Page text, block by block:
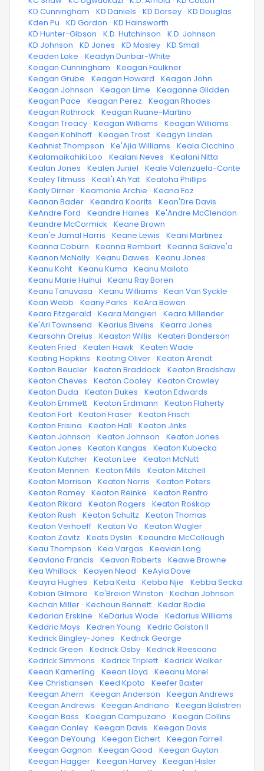
· KD Cunningham · KD Daniels · KD Dorsey · KD Douglas
· Kden Pu · KD Gordon · KD Hainsworth
· KD Hunter-Gibson · K.D. Hutchinson · K.D. Johnson
· KD Johnson · KD Jones · KD Mosley · KD Small
· Keaden Lake · Keadyn Dunbar-White
· Keagan Cunningham · Keagan Faulkner
· Keagan Grube · Keagan Howard · Keagan John
· Keagan Johnson · Keagan Lime · Keaganne Glidden
· Keagan Pace · Keagan Perez · Keagan Rhodes
· Keagan Rothrock · Keagan Ruane-Martino
· Keagan Treacy · Keagan Williams · Keagan Williams
· Keagen Kohlhoff · Keagen Trost · Keagyn Linden
· Keahnist Thompson · Ke'Ajia Williams · Keala Cicchino
· Kealamaikahiki Loo · Kealani Neves · Kealani Nitta
· Kealan Jones · Kealen Juniel · Keale Valenzuela-Conte
· Kealey Titmuss · Keali'i Ah Yat · Kealoha Phillips
· Kealy Dirner · Keamonie Archie · Keana Foz
· Keanan Bader · Keandra Koorits · Kean'Dre Davis
· KeAndre Ford · Keandre Haines · Ke'Andre McClendon
· Keandre McCormick · Keane Brown
· Kean'e Jamal Harris · Keane Lewis · Keani Martinez
· Keanna Coburn · Keanna Rembert · Keanna Salave'a
· Keanon McNally · Keanu Dawes · Keanu Jones
· Keanu Koht · Keanu Kuma · Keanu Mailoto
· Keanu Marie Huihui · Keanu Ray Boren
· Keanu Tanuvasa · Keanu Williams · Kean Van Syckle
· Kean Webb · Keany Parks · KeAra Bowen
· Keara Fitzgerald · Keara Mangieri · Keara Millender
· Ke'Ari Townsend · Kearius Bivens · Kearra Jones
· Kearsohn Orelus · Keaston Willis · Keaten Bonderson
· Keaten Fried · Keaten Hawk · Keaten Wade
· Keating Hopkins · Keating Oliver · Keaton Arendt
· Keaton Beucler · Keaton Braddock · Keaton Bradshaw
· Keaton Cheves · Keaton Cooley · Keaton Crowley
· Keaton Duda · Keaton Dukes · Keaton Edwards
· Keaton Emmett · Keaton Erdmann · Keaton Flaherty
· Keaton Fort · Keaton Fraser · Keaton Frisch
· Keaton Frisina · Keaton Hall · Keaton Jinks
· Keaton Johnson · Keaton Johnson · Keaton Jones
· Keaton Jones · Keaton Kangas · Keaton Kubecka
· Keaton Kutcher · Keaton Lee · Keaton McNutt
· Keaton Mennen · Keaton Mills · Keaton Mitchell
· Keaton Morrison · Keaton Norris · Keaton Peters
· Keaton Ramey · Keaton Reinke · Keaton Renfro
· Keaton Rikard · Keaton Rogers · Keaton Roskop
· Keaton Rush · Keaton Schultz · Keaton Thomas
· Keaton Verhoeff · Keaton Vo · Keaton Wagler
· Keaton Zavitz · Keats Dyslin · Keaundre McCollough
· Keau Thompson · Kea Vargas · Keavian Long
· Keaviano Francis · Keavon Roberts · Keawe Browne
· Kea Whillock · Keayen Nead · KeAyla Dove
· Keayra Hughes · Keba Keita · Kebba Njie · Kebba Secka
· Kebian Gilmore · Ke'Breion Winston · Kechan Johnson
· Kechan Miller · Kechaun Bennett · Kedar Bodie
· Kedarian Erskine · KeDarius Wade · Kedarius Williams
· Keddric Mays · Kedren Young · Kedric Golston II
· Kedrick Bingley-Jones · Kedrick George
· Kedrick Green · Kedrick Osby · Kedrick Reescano
· Kedrick Simmons · Kedrick Triplett · Kedrick Walker
· Keean Kamerling · Keean Lloyd · Keeanu Morel
· Kee Christiansen · Keed Kpoto · Keefer Baxter
· Keegan Ahern · Keegan Anderson · Keegan Andrews
· Keegan Andrews · Keegan Andriano · Keegan Balistreri
· Keegan Bass · Keegan Campuzano · Keegan Collins
· Keegan Conley · Keegan Davis · Keegan Davis
· Keegan DeYoung · Keegan Eichert · Keegan Farrell
· Keegan Gagnon · Keegan Good · Keegan Guyton
· Keegan Hagger · Keegan Harvey · Keegan Hisler